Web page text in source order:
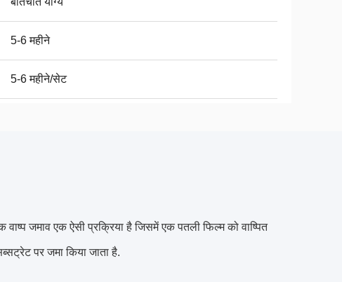
5-6 महीने
5-6 महीने/सेट
वाष्प जमाव एक ऐसी प्रक्रिया है जिसमें एक पतली फिल्म को वाष्पित
पर जमा किया जाता है.